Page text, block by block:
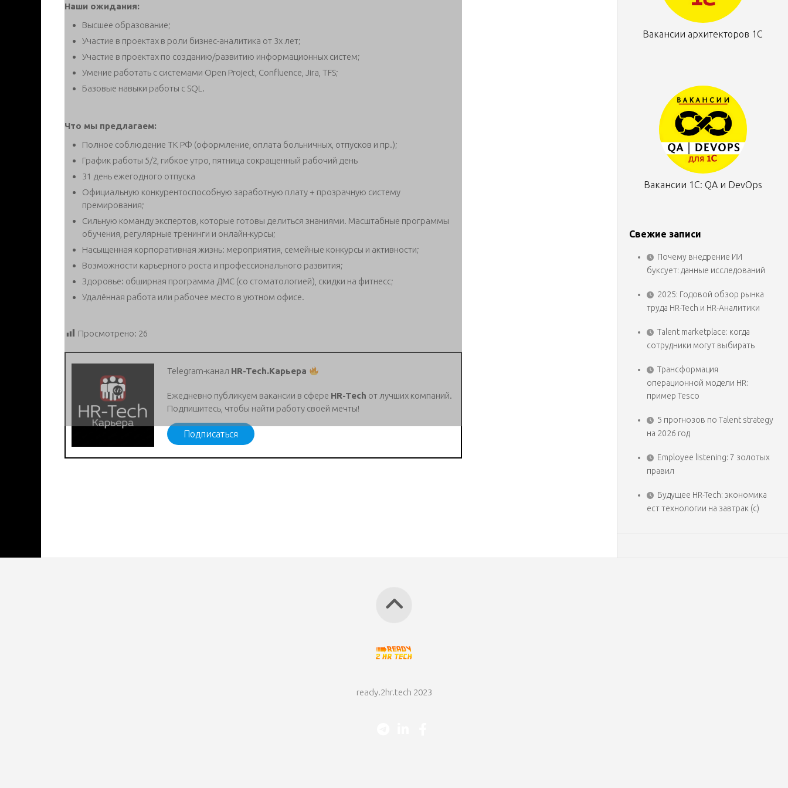
Наши ожидания:
Высшее образование;
Участие в проектах в роли бизнес-аналитика от 3х лет;
Участие в проектах по созданию/развитию информационных систем;
Умение работать с системами Open Project, Confluence, Jira, TFS;
Базовые навыки работы с SQL.
Что мы предлагаем:
Полное соблюдение ТК РФ (оформление, оплата больничных, отпусков и пр.);
График работы 5/2, гибкое утро, пятница сокращенный рабочий день
31 день ежегодного отпуска
Официальную конкурентоспособную заработную плату + прозрачную систему
премирования;
Сильную команду экспертов, которые готовы делиться знаниями. Масштабные программы
обучения, регулярные тренинги и онлайн-курсы;
Насыщенная корпоративная жизнь: мероприятия, семейные конкурсы и активности;
Возможности карьерного роста и профессионального развития;
Здоровье: обширная программа ДМС (со стоматологией), скидки на фитнесс;
Удалённая работа или рабочее место в уютном офисе.
Просмотрено: 26
Telegram-канал HR-Tech.Карьера
Ежедневно публикуем вакансии в сфере HR-Tech от лучших компаний.
Подпишитесь, чтобы найти работу своей мечты!
Подписаться
Вакансии архитекторов 1С
Вакансии 1С: QA и DevOps
Свежие записи
Почему внедрение ИИ
буксует: данные исследований
2025: Годовой обзор рынка
труда HR-Tech и HR-Аналитики
Talent marketplace: когда
сотрудники могут выбирать
Трансформация
операционной модели HR:
пример Tesco
5 прогнозов по Talent strategy
на 2026 год
Employee listening: 7 золотых
правил
Будущее HR-Tech: экономика
ест технологии на завтрак (с)
ready.2hr.tech 2023